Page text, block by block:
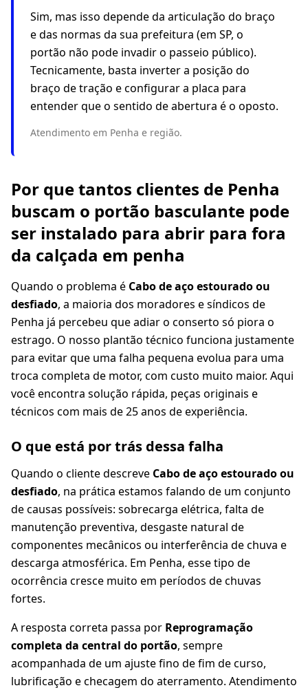
Sim, mas isso depende da articulação do braço
e das normas da sua prefeitura (em SP, o
portão não pode invadir o passeio público).
Tecnicamente, basta inverter a posição do
braço de tração e configurar a placa para
entender que o sentido de abertura é o oposto.
Atendimento em Penha e região.
Por que tantos clientes de Penha
buscam o portão basculante pode
ser instalado para abrir para fora
da calçada em penha
Quando o problema é Cabo de aço estourado ou
desfiado, a maioria dos moradores e síndicos de
Penha já percebeu que adiar o conserto só piora o
estrago. O nosso plantão técnico funciona justamente
para evitar que uma falha pequena evolua para uma
troca completa de motor, com custo muito maior. Aqui
você encontra solução rápida, peças originais e
técnicos com mais de 25 anos de experiência.
O que está por trás dessa falha
Quando o cliente descreve Cabo de aço estourado ou
desfiado, na prática estamos falando de um conjunto
de causas possíveis: sobrecarga elétrica, falta de
manutenção preventiva, desgaste natural de
componentes mecânicos ou interferência de chuva e
descarga atmosférica. Em Penha, esse tipo de
ocorrência cresce muito em períodos de chuvas
fortes.
A resposta correta passa por Reprogramação
completa da central do portão, sempre
acompanhada de um ajuste fino de fim de curso,
lubrificação e checagem do aterramento. Atendimento